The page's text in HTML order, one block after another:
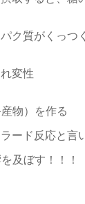
ク質がくっつく
変性
物）を作る
ード反応と言
及ぼす！！！